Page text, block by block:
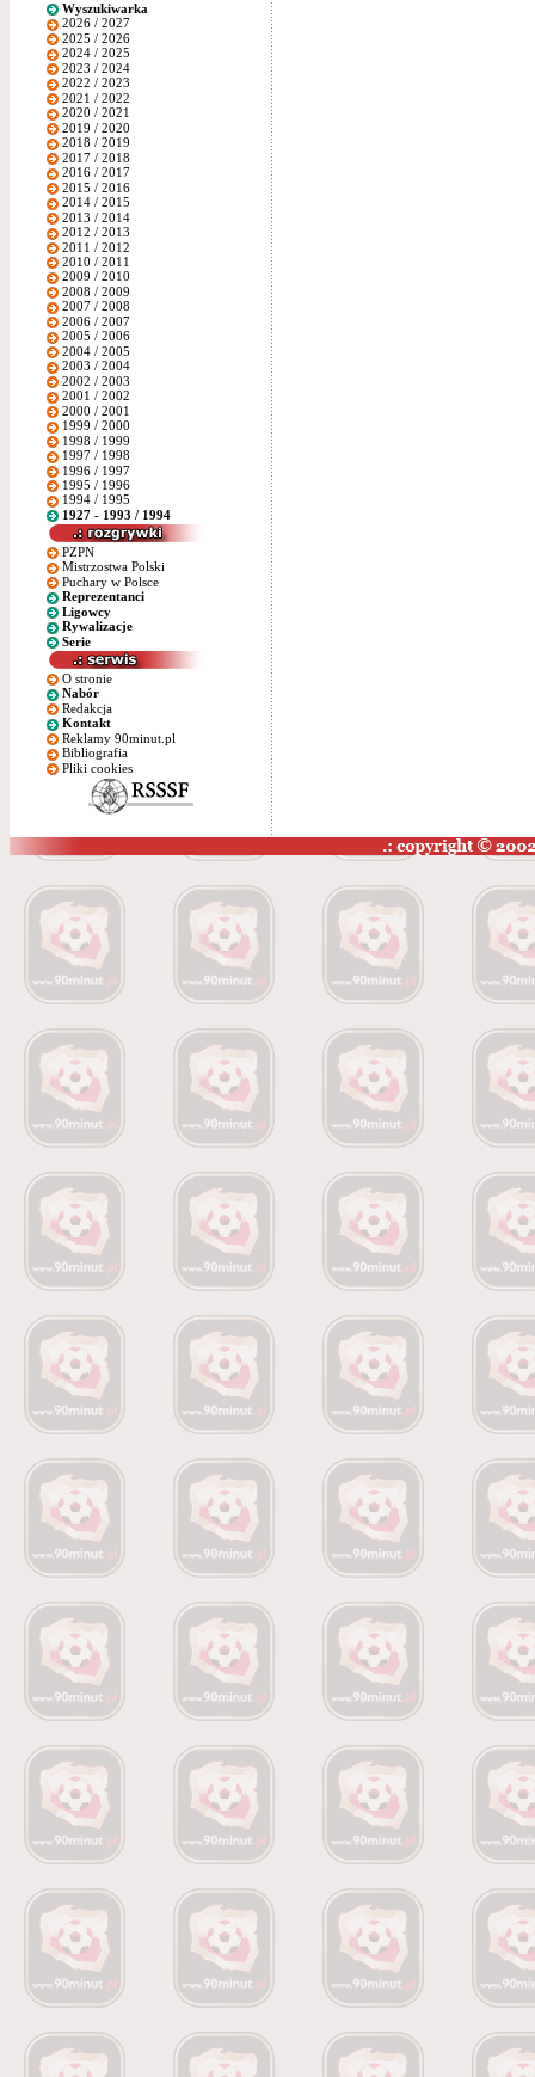
Wyszukiwarka
2026 / 2027
2025 / 2026
2024 / 2025
2023 / 2024
2022 / 2023
2021 / 2022
2020 / 2021
2019 / 2020
2018 / 2019
2017 / 2018
2016 / 2017
2015 / 2016
2014 / 2015
2013 / 2014
2012 / 2013
2011 / 2012
2010 / 2011
2009 / 2010
2008 / 2009
2007 / 2008
2006 / 2007
2005 / 2006
2004 / 2005
2003 / 2004
2002 / 2003
2001 / 2002
2000 / 2001
1999 / 2000
1998 / 1999
1997 / 1998
1996 / 1997
1995 / 1996
1994 / 1995
1927 - 1993 / 1994
PZPN
Mistrzostwa Polski
Puchary w Polsce
Reprezentanci
Ligowcy
Rywalizacje
Serie
O stronie
Nabór
Redakcja
Kontakt
Reklamy 90minut.pl
Bibliografia
Pliki cookies